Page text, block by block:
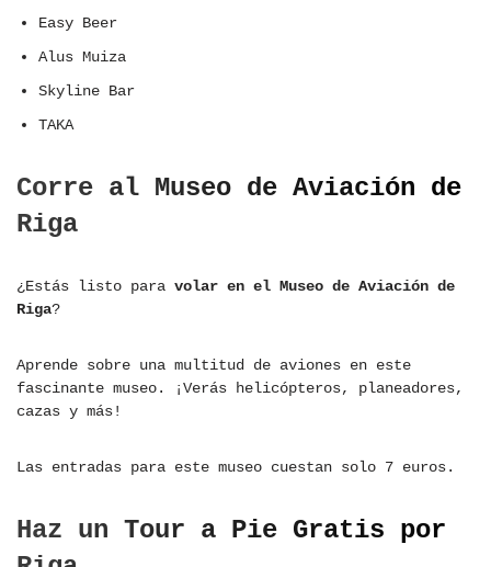
Easy Beer
Alus Muiza
Skyline Bar
TAKA
Corre al Museo de Aviación de
Riga
¿Estás listo para volar en el Museo de Aviación de
Riga?
Aprende sobre una multitud de aviones en este
fascinante museo. ¡Verás helicópteros, planeadores,
cazas y más!
Las entradas para este museo cuestan solo 7 euros.
Haz un Tour a Pie Gratis por